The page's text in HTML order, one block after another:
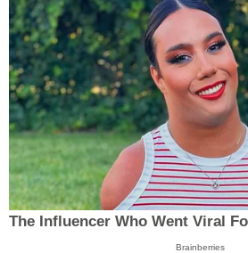
The Influencer Who Went Viral
Brainberries